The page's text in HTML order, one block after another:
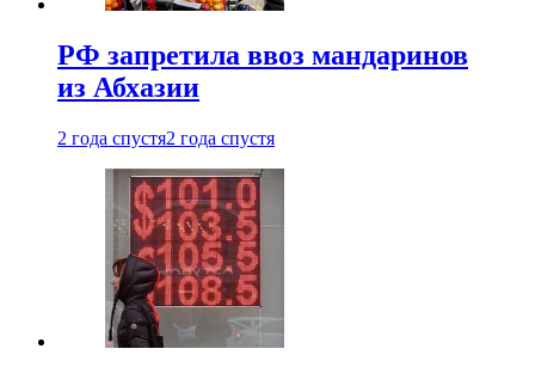
РФ запретила ввоз мандаринов
из Абхазии
2 года спустя2 года спустя